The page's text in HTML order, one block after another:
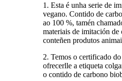
1. Esta é unha serie de
vegano. Contido de
ao 100 %, tamén
materiais de imitación de
conteñen produtos
2. Temos o certificado
ofrecerlle a etiqueta
o contido de carbono